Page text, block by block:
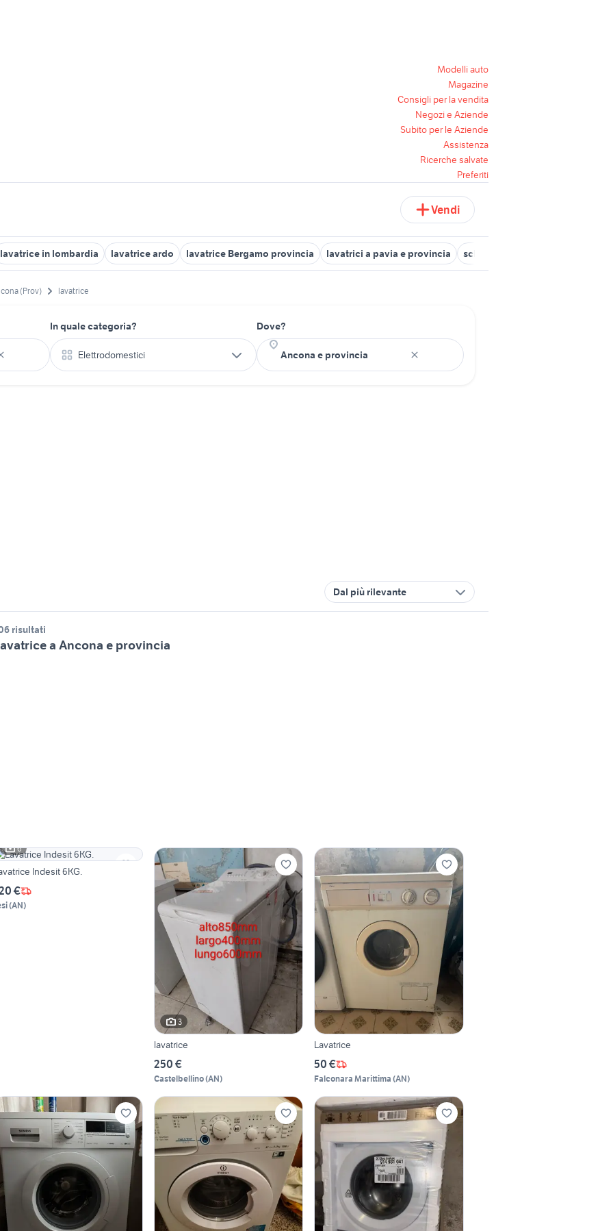
Modelli auto
Magazine
Consigli per la vendita
Negozi e Aziende
Subito per le Aziende
Assistenza
Ricerche salvate
Preferiti
Vendi
lavatrice in lombardia lavatrice ardo lavatrice Bergamo provincia lavatrici a pavia e provincia scheda lavatrice indesit
(Prov) lavatrice
In quale categoria?
Elettrodomestici
Dove?
Dal più rilevante
risultati
a Ancona e provincia
6
Indesit 6KG.
€
(AN)
3
lavatrice
250 €
Castelbellino(AN)
Lavatrice
50 €
Falconara Marittima (AN)